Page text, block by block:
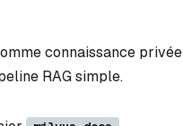
connaissance privée
RAG simple.